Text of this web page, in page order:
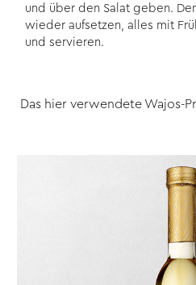
und über den Salat geben.
wieder aufsetzen, alles mit
und servieren.
Das hier verwendete Wajos-